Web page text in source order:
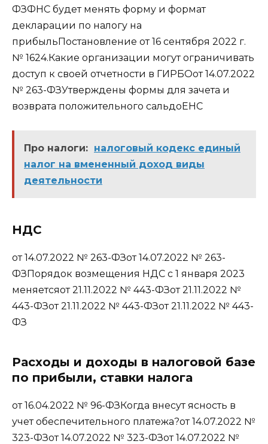
ФЗФНС будет менять форму и формат
декларации по налогу на
прибыльПостановление от 16 сентября 2022 г.
№ 1624.Какие организации могут ограничивать
доступ к своей отчетности в ГИРБОот 14.07.2022
№ 263-ФЗУтверждены формы для зачета и
возврата положительного сальдоЕНС
Про налоги: налоговый кодекс единый
налог на вмененный доход виды
деятельности
НДС
от 14.07.2022 № 263-ФЗот 14.07.2022 № 263-
ФЗПорядок возмещения НДС с 1 января 2023
меняетсяот 21.11.2022 № 443-ФЗот 21.11.2022 №
443-ФЗот 21.11.2022 № 443-ФЗот 21.11.2022 № 443-
ФЗ
Расходы и доходы в налоговой базе
по прибыли, ставки налога
от 16.04.2022 № 96-ФЗКогда внесут ясность в
учет обеспечительного платежа?от 14.07.2022 №
323-ФЗот 14.07.2022 № 323-ФЗот 14.07.2022 №